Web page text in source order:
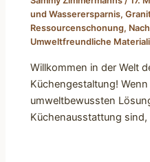
und Wasserersparnis,
Ressourcenschonung,
Umweltfreundliche
Willkommen in der Welt
Küchengestaltung!
umweltbewussten
Küchenausstattung